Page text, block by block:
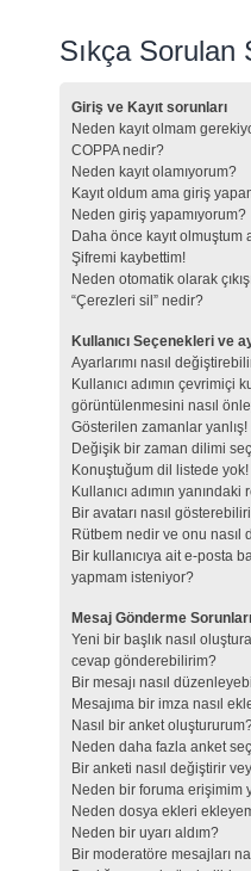
Sıkça Sorulan
Giriş ve Kayıt sorunları
Neden kayıt olmam
COPPA nedir?
Neden kayıt olamıyorum?
Kayıt oldum ama giriş
Neden giriş yapamıyorum?
Daha önce kayıt olmuştum
Şifremi kaybettim!
Neden otomatik olarak
“Çerezleri sil” nedir?
Kullanıcı Seçenekleri ve
Ayarlarımı nasıl
Kullanıcı adımın çevrimiçi
görüntülenmesini nasıl
Gösterilen zamanlar yanlış!
Değişik bir zaman dilimi
Konuştuğum dil listede yok!
Kullanıcı adımın
Bir avatarı nasıl
Rütbem nedir ve onu nasıl
Bir kullanıcıya ait e-posta
yapmam isteniyor?
Mesaj Gönderme Sorunları
Yeni bir başlık nasıl
cevap gönderebilirim?
Bir mesajı nasıl
Mesajıma bir imza nasıl
Nasıl bir anket
Neden daha fazla anket
Bir anketi nasıl değiştirir
Neden bir foruma erişimim
Neden dosya ekleri
Neden bir uyarı aldım?
Bir moderatöre mesajları